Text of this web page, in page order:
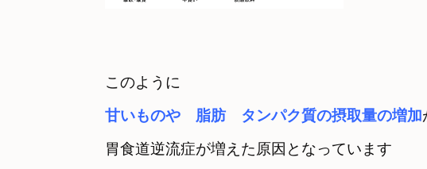
甘いものや　脂肪　タンパク質の摂取量の増加
胃食道逆流症が増えた原因となっています